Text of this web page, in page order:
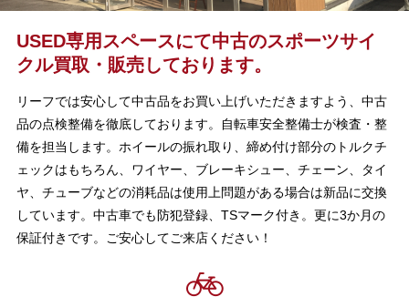
USED専用スペースにて中古のスポーツサイ
クル買取・販売しております。
リーフでは安心して中古品をお買い上げいただきますよう、中古
品の点検整備を徹底しております。自転車安全整備士が検査・整
備を担当します。ホイールの振れ取り、締め付け部分のトルクチ
ェックはもちろん、ワイヤー、ブレーキシュー、チェーン、タイ
ヤ、チューブなどの消耗品は使用上問題がある場合は新品に交換
しています。中古車でも防犯登録、TSマーク付き。更に3か月の
保証付きです。ご安心してご来店ください！